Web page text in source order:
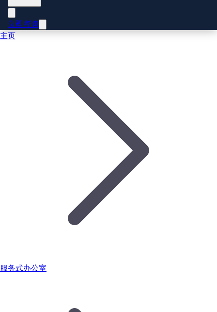
立即咨询
主页
服务式办公室